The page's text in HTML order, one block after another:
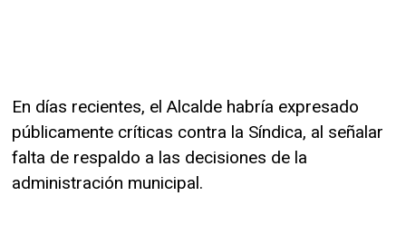
En días recientes, el Alcalde habría expresado
públicamente críticas contra la Síndica, al señalar
falta de respaldo a las decisiones de la
administración municipal.